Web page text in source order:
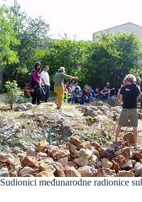
Sudionici međunarodne radionice